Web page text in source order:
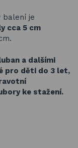
balení je
cca 5 cm
a dalšími
pro děti do 3 let,
ke stažení.